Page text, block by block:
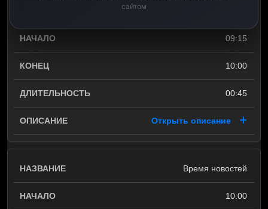
09:15
10:00
00:45
Открыть описание
Время новостей
10:00
сайтом